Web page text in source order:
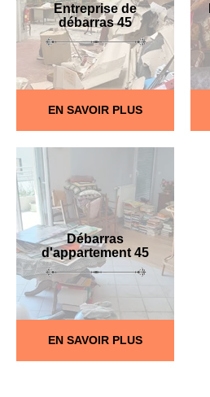
Entreprise de
débarras 45
EN SAVOIR PLUS
Débarras
d'appartement 45
EN SAVOIR PLUS